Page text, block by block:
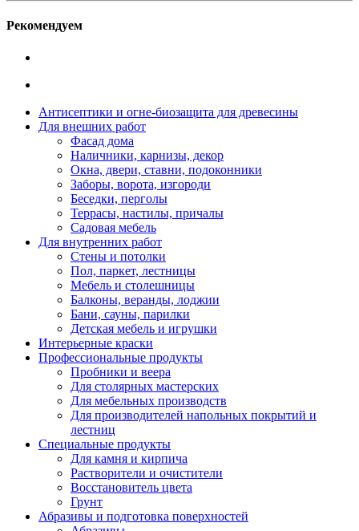
Рекомендуем
Антисептики и огне-биозащита для древесины
Для внешних работ
Фасад дома
Наличники, карнизы, декор
Окна, двери, ставни, подоконники
Заборы, ворота, изгороди
Беседки, перголы
Террасы, настилы, причалы
Садовая мебель
Для внутренних работ
Стены и потолки
Пол, паркет, лестницы
Мебель и столешницы
Балконы, веранды, лоджии
Бани, сауны, парилки
Детская мебель и игрушки
Интерьерные краски
Профессиональные продукты
Пробники и веера
Для столярных мастерских
Для мебельных производств
Для производителей напольных покрытий и
лестниц
Специальные продукты
Для камня и кирпича
Растворители и очистители
Восстановитель цвета
Грунт
Абразивы и подготовка поверхностей